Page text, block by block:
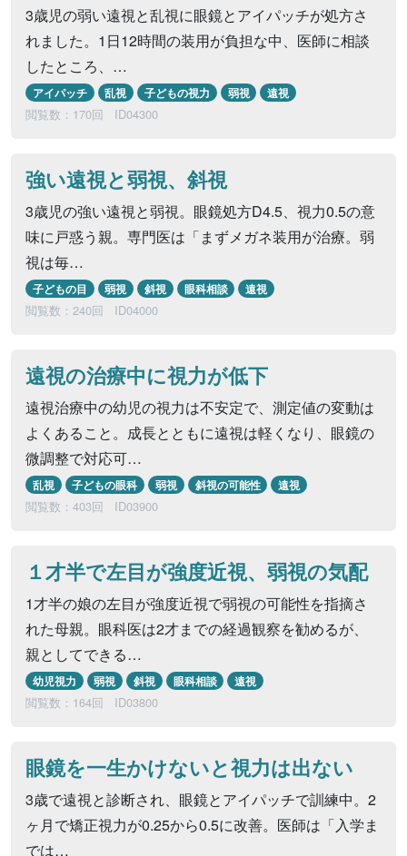
3歳児の弱い遠視と乱視に眼鏡とアイパッチが処方さ
れました。1日12時間の装用が負担な中、医師に相談
したところ、…
アイパッチ 乱視 子どもの視力 弱視 遠視
閲覧数：170回 ID04300
強い遠視と弱視、斜視
3歳児の強い遠視と弱視。眼鏡処方D4.5、視力0.5の意
味に戸惑う親。専門医は「まずメガネ装用が治療。弱
視は毎…
子どもの目 弱視 斜視 眼科相談 遠視
閲覧数：240回 ID04000
遠視の治療中に視力が低下
遠視治療中の幼児の視力は不安定で、測定値の変動は
よくあること。成長とともに遠視は軽くなり、眼鏡の
微調整で対応可…
乱視 子どもの眼科 弱視 斜視の可能性 遠視
閲覧数：403回 ID03900
１才半で左目が強度近視、弱視の気配
1才半の娘の左目が強度近視で弱視の可能性を指摘さ
れた母親。眼科医は2才までの経過観察を勧めるが、
親としてできる…
幼児視力 弱視 斜視 眼科相談 遠視
閲覧数：164回 ID03800
眼鏡を一生かけないと視力は出ない
3歳で遠視と診断され、眼鏡とアイパッチで訓練中。2
ヶ月で矯正視力が0.25から0.5に改善。医師は「入学ま
では…